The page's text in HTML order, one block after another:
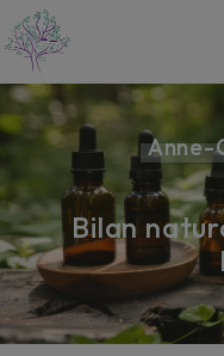
Anne-
Bilan
Panneau de gestion des